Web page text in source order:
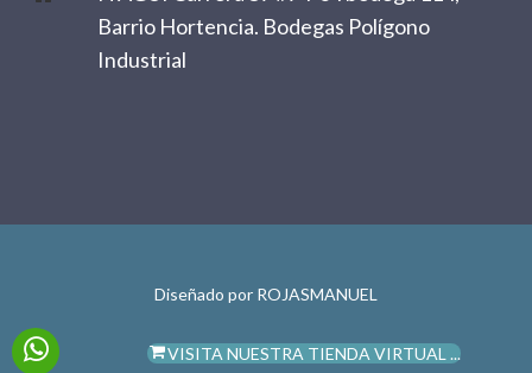
Barrio Hortencia. Bodegas Polígono
Industrial
Diseñado por ROJASMANUEL
VISITA NUESTRA TIENDA VIRTUAL ...